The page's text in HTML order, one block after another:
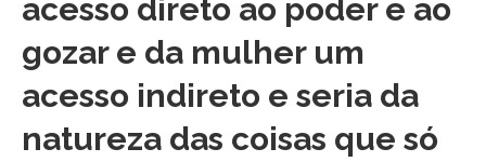
acesso direto ao poder e ao
gozar e da mulher um
acesso indireto e seria da
natureza das coisas que só